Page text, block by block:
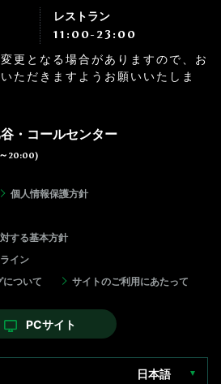
レストラン
11:00-23:00
更となる場合がありますので、お
ただきますようお願いいたしま
・コールセンター
20:00)
個人情報保護方針
する基本方針
イン
ついて
サイトのご利用にあたって
PCサイト
日本語